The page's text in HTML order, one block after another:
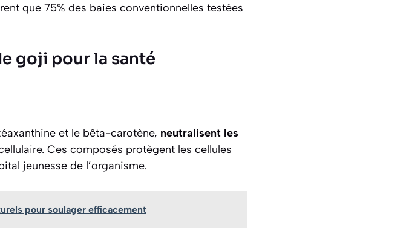
que 75% des baies conventionnelles testées
goji pour la santé
et le bêta-carotène, neutralisent les
Ces composés protègent les cellules
jeunesse de l’organisme.
pour soulager efficacement